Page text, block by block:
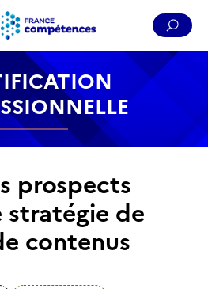
Menu Pied de page
prospects
stratégie de
contenus